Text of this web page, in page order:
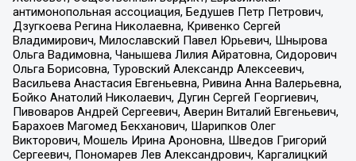
антимонопольная ассоциация, Бедушев Петр Петрович,
Дзугкоева Регина Николаевна, Кривенко Сергей
Владимирович, Милославский Павел Юрьевич, Шнырова
Ольга Вадимовна, Чанышева Лилия Айратовна, Сидорович
Ольга Борисовна, Туровский Александр Алексеевич,
Васильева Анастасия Евгеньевна, Ривина Анна Валерьевна,
Бойко Анатолий Николаевич, Дугин Сергей Георгиевич,
Пивоваров Андрей Сергеевич, Аверин Виталий Евгеньевич,
Барахоев Магомед Бекханович, Шарипков Олег
Викторович, Мошель Ирина Ароновна, Шведов Григорий
Сергеевич, Пономарев Лев Александрович, Каргалицкий